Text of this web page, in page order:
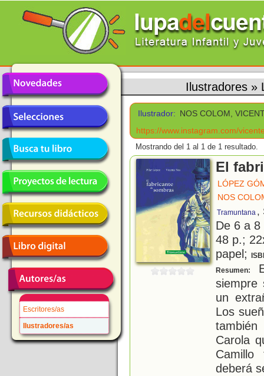
Escritores/as
Ilustradores/as
Ilustradores »
Ilustrador: NOS COLOM,
https://www.instagram.com/
Mostrando del 1 al 1 de 1 resultado.
El
LÓPEZ
NOS
Tramuntana ,
De 6 a
48 p.;
papel;
Resumen:
siempre
un
Los
Carola
deberá